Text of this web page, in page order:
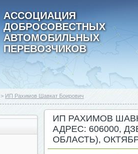
АССОЦИАЦИЯ
ДОБРОСОВЕСТНЫХ
АВТОМОБИЛЬНЫХ
ПЕРЕВОЗЧИКОВ
> ИП Рахимов Шавкат Боирович
ИП РАХИМОВ
АДРЕС: 606000,
ОБЛАСТЬ),